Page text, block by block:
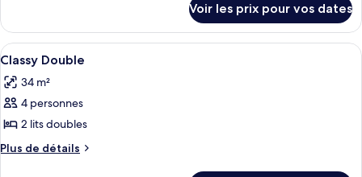
chambre :
Chambre
Supérieure
le
type
de
chambre
Chambre
Supérieure
Voir les prix pour vos dates
Afficher
toutes
les
photos
pour
ce
Une chambre d’hôtel avec deux lits,
8
Classy Double
34 m²
4 personnes
2 lits doubles
Plus de détails
Plus